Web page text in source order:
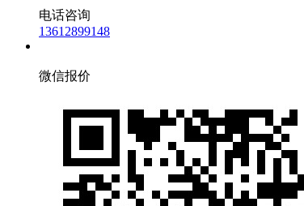
电话咨询
13612899148
微信报价